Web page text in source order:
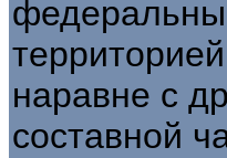
наравне с
составной